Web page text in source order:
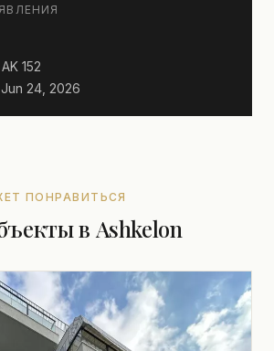
AK 152
Jun 24, 2026
ПОНРАВИТЬСЯ
в Ashkelon